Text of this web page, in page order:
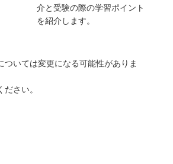
介と受験の際の学習ポイント
を紹介します。
いては変更になる可能性がありま
さい。